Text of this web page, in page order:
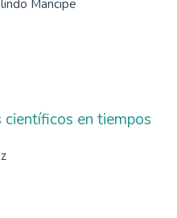
Mancipe
científicos en tiempos